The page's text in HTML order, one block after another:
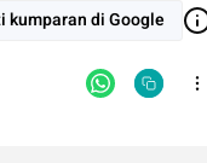
kumparan di Google